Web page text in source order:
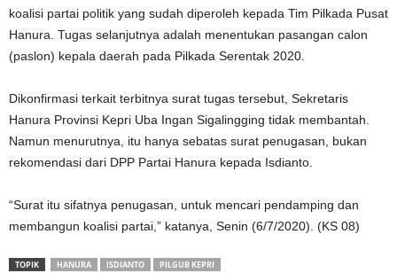
koalisi partai politik yang sudah diperoleh kepada Tim Pilkada Pusat
Hanura. Tugas selanjutnya adalah menentukan pasangan calon
(paslon) kepala daerah pada Pilkada Serentak 2020.
Dikonfirmasi terkait terbitnya surat tugas tersebut, Sekretaris
Hanura Provinsi Kepri Uba Ingan Sigalingging tidak membantah.
Namun menurutnya, itu hanya sebatas surat penugasan, bukan
rekomendasi dari DPP Partai Hanura kepada Isdianto.
“Surat itu sifatnya penugasan, untuk mencari pendamping dan
membangun koalisi partai,” katanya, Senin (6/7/2020). (KS 08)
TOPIK HANURA ISDIANTO PILGUB KEPRI